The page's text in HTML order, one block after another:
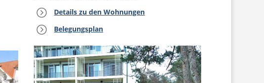
= Details zu den Wohnungen
= Belegungsplan